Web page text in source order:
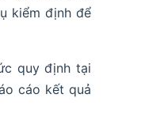
kiểm định để
quy định tại
cáo kết quả